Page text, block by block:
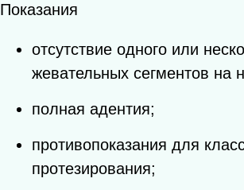
Показания
отсутствие одного или
жевательных сегментов на
полная адентия;
противопоказания для
протезирования;